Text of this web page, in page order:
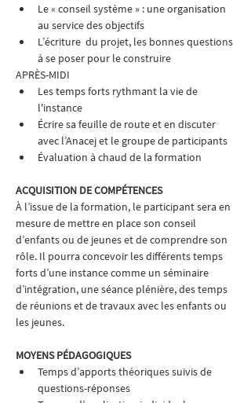
Le « conseil système » : une organisation
au service des objectifs
L’écriture  du projet, les bonnes questions
à se poser pour le construire
APRÈS-MIDI
Les temps forts rythmant la vie de
l'instance
Écrire sa feuille de route et en discuter
avec l’Anacej et le groupe de participants
Évaluation à chaud de la formation
ACQUISITION DE COMPÉTENCES
À l’issue de la formation, le participant sera en
mesure de mettre en place son conseil
d’enfants ou de jeunes et de comprendre son
rôle. Il pourra concevoir les différents temps
forts d’une instance comme un séminaire
d’intégration, une séance plénière, des temps
de réunions et de travaux avec les enfants ou
les jeunes.
MOYENS PÉDAGOGIQUES
Temps d’apports théoriques suivis de
questions-réponses